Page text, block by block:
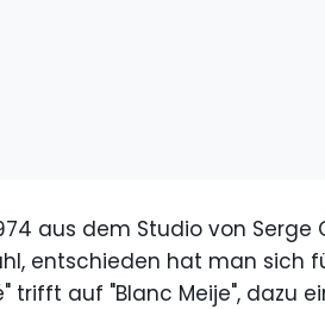
aus dem Studio von Serge
entschieden hat man sich
trifft auf "Blanc Meije", dazu